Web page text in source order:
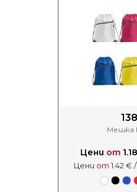
Мешка
Цени от
Цени от 1.42 €